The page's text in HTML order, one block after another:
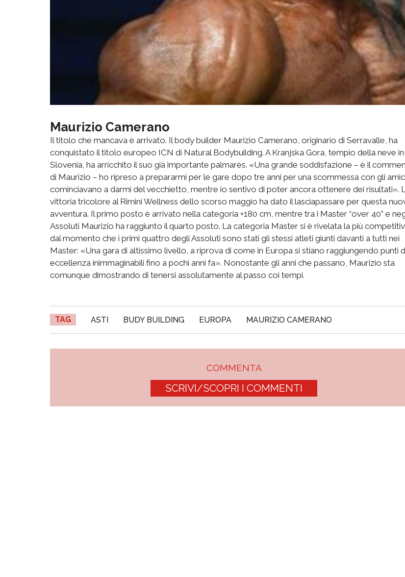
Maurizio Camerano
Il titolo che mancava è arrivato. Il body builder Maurizio Camerano, originario di Serravalle, ha
conquistato il titolo europeo ICN di Natural Bodybuilding. A Kranjska Gora, tempio della neve in
Slovenia, ha arricchito il suo già importante palmarès. «Una grande soddisfazione – è il
di Maurizio – ho ripreso a prepararmi per le gare dopo tre anni per una scommessa con gli
cominciavano a darmi del vecchietto, mentre io sentivo di poter ancora ottenere dei risultati».
vittoria tricolore al Rimini Wellness dello scorso maggio ha dato il lasciapassare per questa
avventura. Il primo posto è arrivato nella categoria +180 cm, mentre tra i Master “over 40” e
Assoluti Maurizio ha raggiunto il quarto posto. La categoria Master si è rivelata la più
dal momento che i primi quattro degli Assoluti sono stati gli stessi atleti giunti davanti a tutti nei
Master: «Una gara di altissimo livello, a riprova di come in Europa si stiano raggiungendo punti
eccellenza inimmaginabili fino a pochi anni fa». Nonostante gli anni che passano, Maurizio sta
comunque dimostrando di tenersi assolutamente al passo coi tempi.
TAG ASTI BUDY BUILDING EUROPA MAURIZIO CAMERANO
COMMENTA
SCRIVI/SCOPRI I COMMENTI